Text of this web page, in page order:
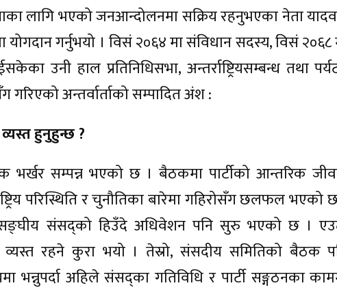
लागि भएको जनआन्दोलनमा सक्रिय रहनुभएका नेता
गर्नुभयो । विसं २०६४ मा संविधान सदस्य, विसं २०६८
उनी हाल प्रतिनिधिसभा, अन्तर्राष्ट्रियसम्बन्ध तथा
अन्तर्वार्ताको सम्पादित अंश :
हुनुहुन्छ ?
भर्खर सम्पन्न भएको छ । बैठकमा पार्टीको आन्तरिक
परिस्थिति र चुनौतिका बारेमा गहिरोसँग छलफल भएको
सङ्घीय संसद्को हिउँदे अधिवेशन पनि सुरु भएको छ ।
रहने कुरा भयो । तेस्रो, संसदीय समितिको बैठक
भन्नुपर्दा अहिले संसद्का गतिविधि र पार्टी सङ्गठनका